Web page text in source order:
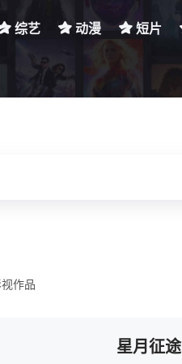
综艺 动漫 短片
作品
星月征途